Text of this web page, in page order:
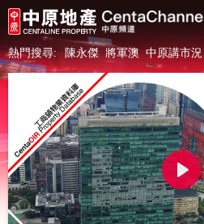
熱門搜尋: 陳永傑 將軍澳 中原講市況
Play